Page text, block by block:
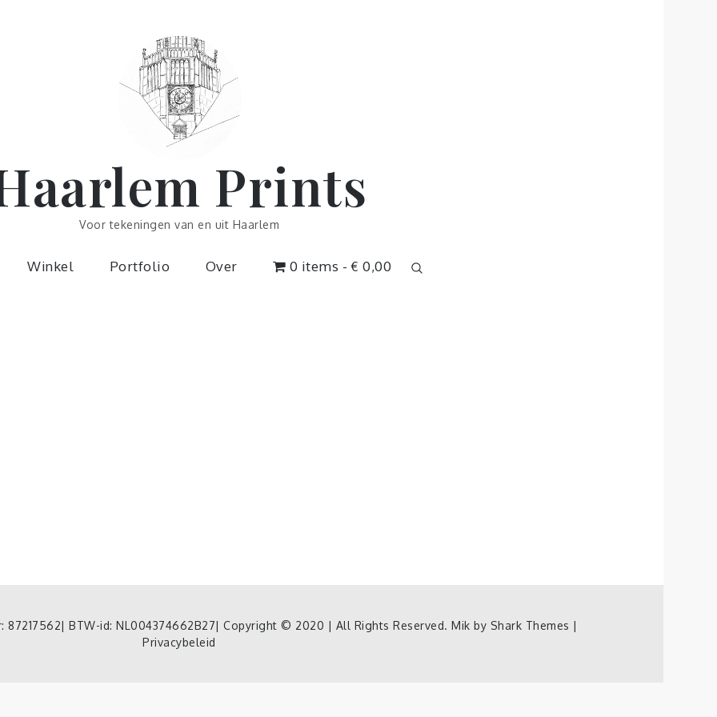
Prints
Voor tekeningen van en uit Haarlem
Winkel Portfolio Over 0 items € 0,00
87217562| BTW-id: NL004374662B27| Copyright © 2020 | All Rights Reserved. Mik by Shark Themes |
Privacybeleid